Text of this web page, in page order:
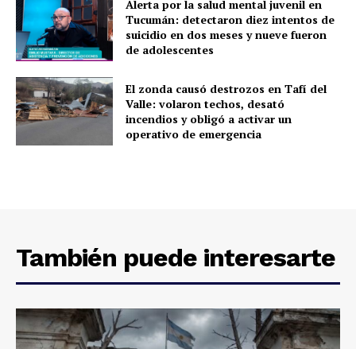
Alerta por la salud mental juvenil en
Tucumán: detectaron diez intentos de
suicidio en dos meses y nueve fueron
de adolescentes
El zonda causó destrozos en Tafí del
Valle: volaron techos, desató
incendios y obligó a activar un
operativo de emergencia
También puede interesarte